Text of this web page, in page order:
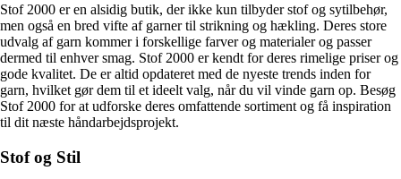
Stof 2000 er en alsidig butik, der ikke kun tilbyder stof og sytilbehør,
men også en bred vifte af garner til strikning og hækling. Deres store
udvalg af garn kommer i forskellige farver og materialer og passer
dermed til enhver smag. Stof 2000 er kendt for deres rimelige priser og
gode kvalitet. De er altid opdateret med de nyeste trends inden for
garn, hvilket gør dem til et ideelt valg, når du vil vinde garn op. Besøg
Stof 2000 for at udforske deres omfattende sortiment og få inspiration
til dit næste håndarbejdsprojekt.
Stof og Stil